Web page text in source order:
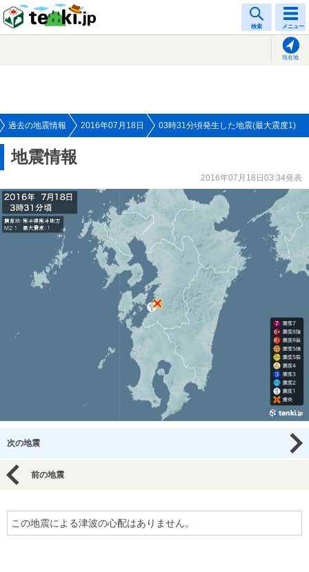
検索 メニュー
現在地
過去の地震情報 2016年07月18日 03時31分頃発生した地震(最大震度1)
地震情報
2016年07月18日03:34発表
次の地震
前の地震
この地震による津波の心配はありません。